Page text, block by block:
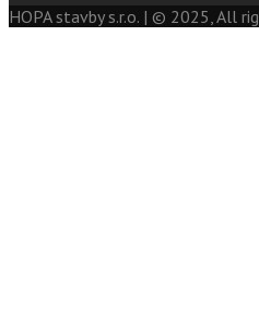
HOPA stavby s.r.o. | © 2025, All